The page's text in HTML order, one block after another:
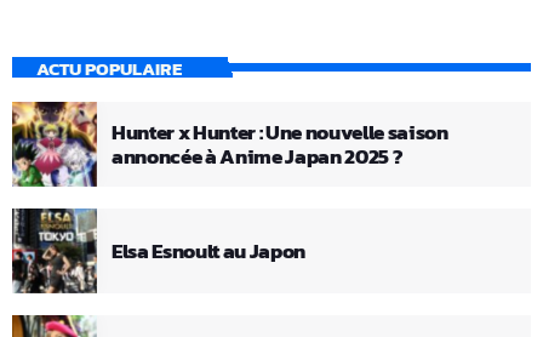
ACTU POPULAIRE
Hunter x Hunter : Une nouvelle saison
annoncée à Anime Japan 2025 ?
Elsa Esnoult au Japon